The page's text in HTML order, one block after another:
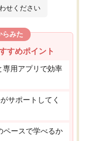
せください
らみた
すめポイント
専用アプリで効率
サポートしてく
ペースで学べるか